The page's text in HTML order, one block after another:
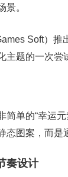
景。
Soft）
题的一次尝
单的“幸运
图案，而是
奏设计